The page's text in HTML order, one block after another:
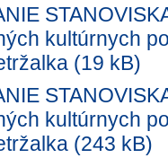
kultúrnych
(19 kB)
kultúrnych
(243 kB)